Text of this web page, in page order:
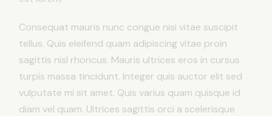
Consequat mauris nunc congue nisi vitae suscipit
tellus. Quis eleifend quam adipiscing vitae proin
sagittis nisl rhoncus. Mauris ultrices eros in cursus
turpis massa tincidunt. Integer quis auctor elit sed
vulputate mi sit amet. Quis varius quam quisque id
diam vel quam. Ultrices sagittis orci a scelerisque